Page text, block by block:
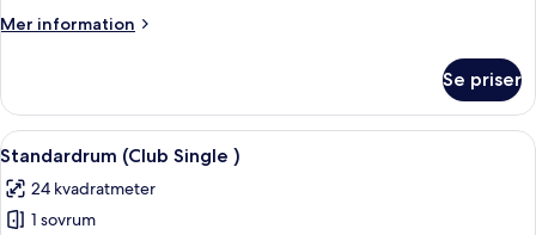
Mer information
Mer
(Club
Double)
Se priser
Öppna
alla
foton
för
Ett modernt hotellrum med en stor
5
Standardrum (Club Single )
24 kvadratmeter
1 sovrum